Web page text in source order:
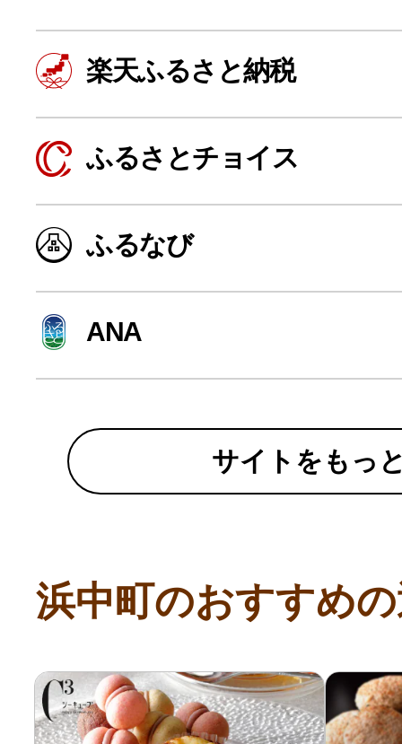
寄付上限額シミュレーション
給与所得者版
副業・パラレルワーカー
個人事業・フリーランス
ふるさと納税の基礎知識
自治体直営サイト特集
よくあるご質問
楽天ふるさと納税
ふるさとチョイス
ふるなび
ANA
サイトをもっ
浜中町のおすすめ